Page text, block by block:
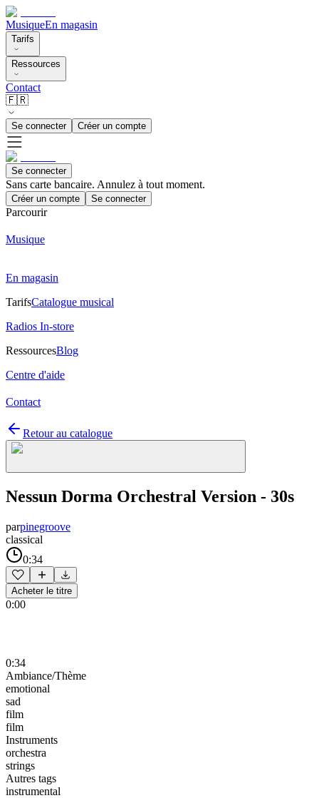
MusiqueEn magasin
Tarifs
Ressources
Contact
🇫🇷
Se connecter Créer un compte
Se connecter
Sans carte bancaire. Annulez à tout moment.
Créer un compte Se connecter
Parcourir
Musique
En magasin
TarifsCatalogue musical
Radios In-store
RessourcesBlog
Centre d'aide
Contact
Retour au catalogue
Nessun Dorma Orchestral Version - 30s
parpinegroove
classical
0:34
Acheter le titre
0:00
0:34
Ambiance/Thème
emotional
sad
film
film
Instruments
orchestra
strings
Autres tags
instrumental